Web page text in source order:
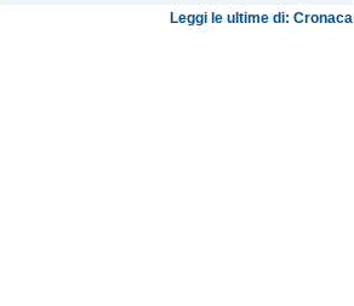
Leggi le ultime di: Cronaca